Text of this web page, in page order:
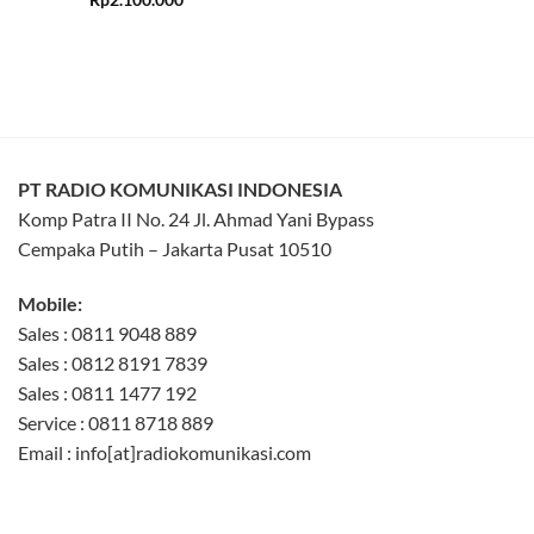
PT RADIO KOMUNIKASI INDONESIA
Komp Patra II No. 24 Jl. Ahmad Yani Bypass
Cempaka Putih – Jakarta Pusat 10510
Mobile:
Sales : 0811 9048 889
Sales : 0812 8191 7839
Sales : 0811 1477 192
Service : 0811 8718 889
Email : info[at]radiokomunikasi.com